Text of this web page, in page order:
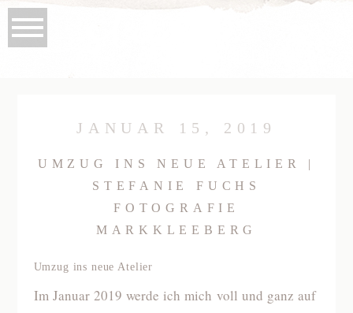
JANUAR 15, 2019
UMZUG INS NEUE ATELIER |
STEFANIE FUCHS
FOTOGRAFIE
MARKKLEEBERG
Umzug ins neue Atelier
Im Januar 2019 werde ich mich voll und ganz auf